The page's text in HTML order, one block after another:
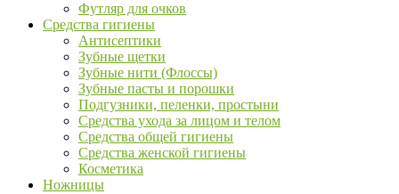
Футляр для очков
Средства гигиены
Антисептики
Зубные щетки
Зубные нити (Флоссы)
Зубные пасты и порошки
Подгузники, пеленки, простыни
Средства ухода за лицом и телом
Средства общей гигиены
Средства женской гигиены
Косметика
Ножницы